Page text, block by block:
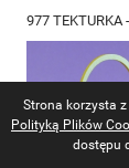
Strona korzysta
Polityką Plików
dostępu
977 TEKTURKA